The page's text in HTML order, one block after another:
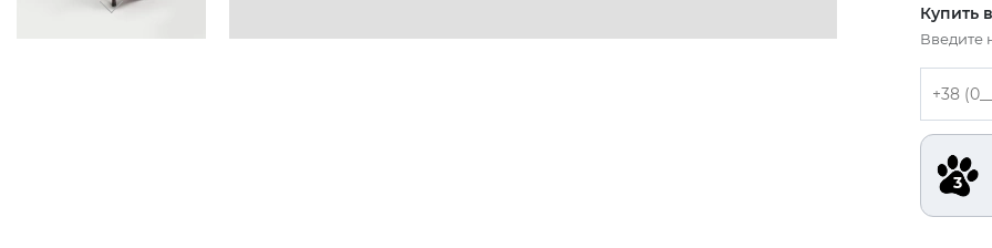
Купить
Введите